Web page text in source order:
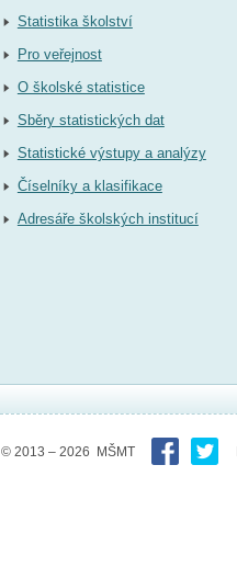
Statistika školství
Pro veřejnost
O školské statistice
Sběry statistických dat
Statistické výstupy a analýzy
Číselníky a klasifikace
Adresáře školských institucí
© 2013 – 2026 MŠMT